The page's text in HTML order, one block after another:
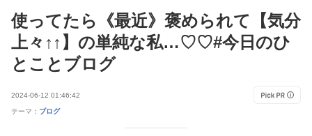
使ってたら《最近》褒められて【気分
上々↑↑】の単純な私…♡♡#今日のひ
とことブログ
2024-06-12 01:46:42
テーマ： ブログ